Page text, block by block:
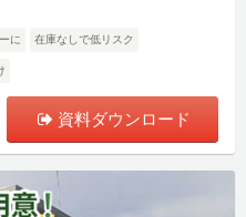
に 在庫なしで低リスク
資料ダウンロード